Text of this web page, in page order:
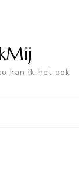
kan ik het ook